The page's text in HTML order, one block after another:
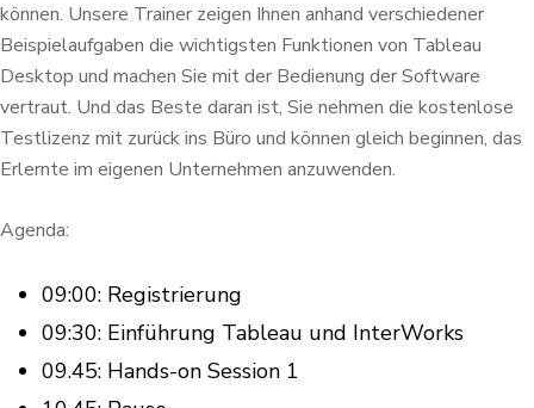
können. Unsere Trainer zeigen Ihnen anhand verschiedener
Beispielaufgaben die wichtigsten Funktionen von Tableau
Desktop und machen Sie mit der Bedienung der Software
vertraut. Und das Beste daran ist, Sie nehmen die kostenlose
Testlizenz mit zurück ins Büro und können gleich beginnen, das
Erlernte im eigenen Unternehmen anzuwenden.
Agenda:
09:00: Registrierung
09:30: Einführung Tableau und InterWorks
09.45: Hands-on Session 1